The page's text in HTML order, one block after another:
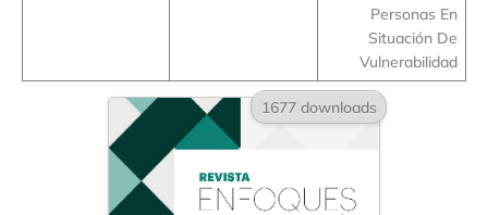
Personas En
Situación De
Vulnerabilidad
1677 downloads